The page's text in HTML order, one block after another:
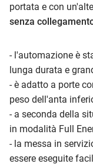
portata e con
senza
- l'automazione è
lunga durata e
- è adatto a porte
peso dell'anta
- a seconda della
in modalità Full
- la messa in
essere eseguite